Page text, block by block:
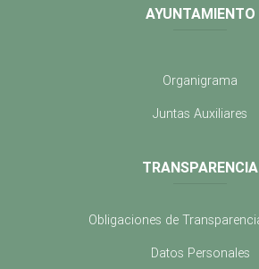
AYUNTAMIENTO
Organigrama
Juntas Auxiliares
TRANSPARENCIA
Obligaciones de
Datos Personales